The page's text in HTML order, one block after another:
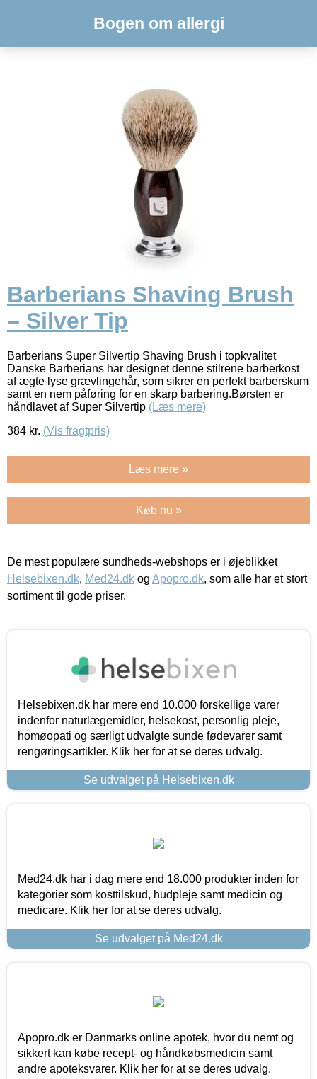
Bogen om allergi
Barberians Shaving Brush
– Silver Tip
Barberians Super Silvertip Shaving Brush i topkvalitet
Danske Barberians har designet denne stilrene barberkost
af ægte lyse grævlingehår, som sikrer en perfekt barberskum
samt en nem påføring for en skarp barbering.Børsten er
håndlavet af Super Silvertip (Læs mere)
384 kr. (Vis fragtpris)
Læs mere »
Køb nu »
De mest populære sundheds-webshops er i øjeblikket
Helsebixen.dk, Med24.dk og Apopro.dk, som alle har et stort
sortiment til gode priser.
Helsebixen.dk har mere end 10.000 forskellige varer
indenfor naturlægemidler, helsekost, personlig pleje,
homøopati og særligt udvalgte sunde fødevarer samt
rengøringsartikler. Klik her for at se deres udvalg.
Se udvalget på Helsebixen.dk
Med24.dk har i dag mere end 18.000 produkter inden for
kategorier som kosttilskud, hudpleje samt medicin og
medicare. Klik her for at se deres udvalg.
Se udvalget på Med24.dk
Apopro.dk er Danmarks online apotek, hvor du nemt og
sikkert kan købe recept- og håndkøbsmedicin samt
andre apoteksvarer. Klik her for at se deres udvalg.